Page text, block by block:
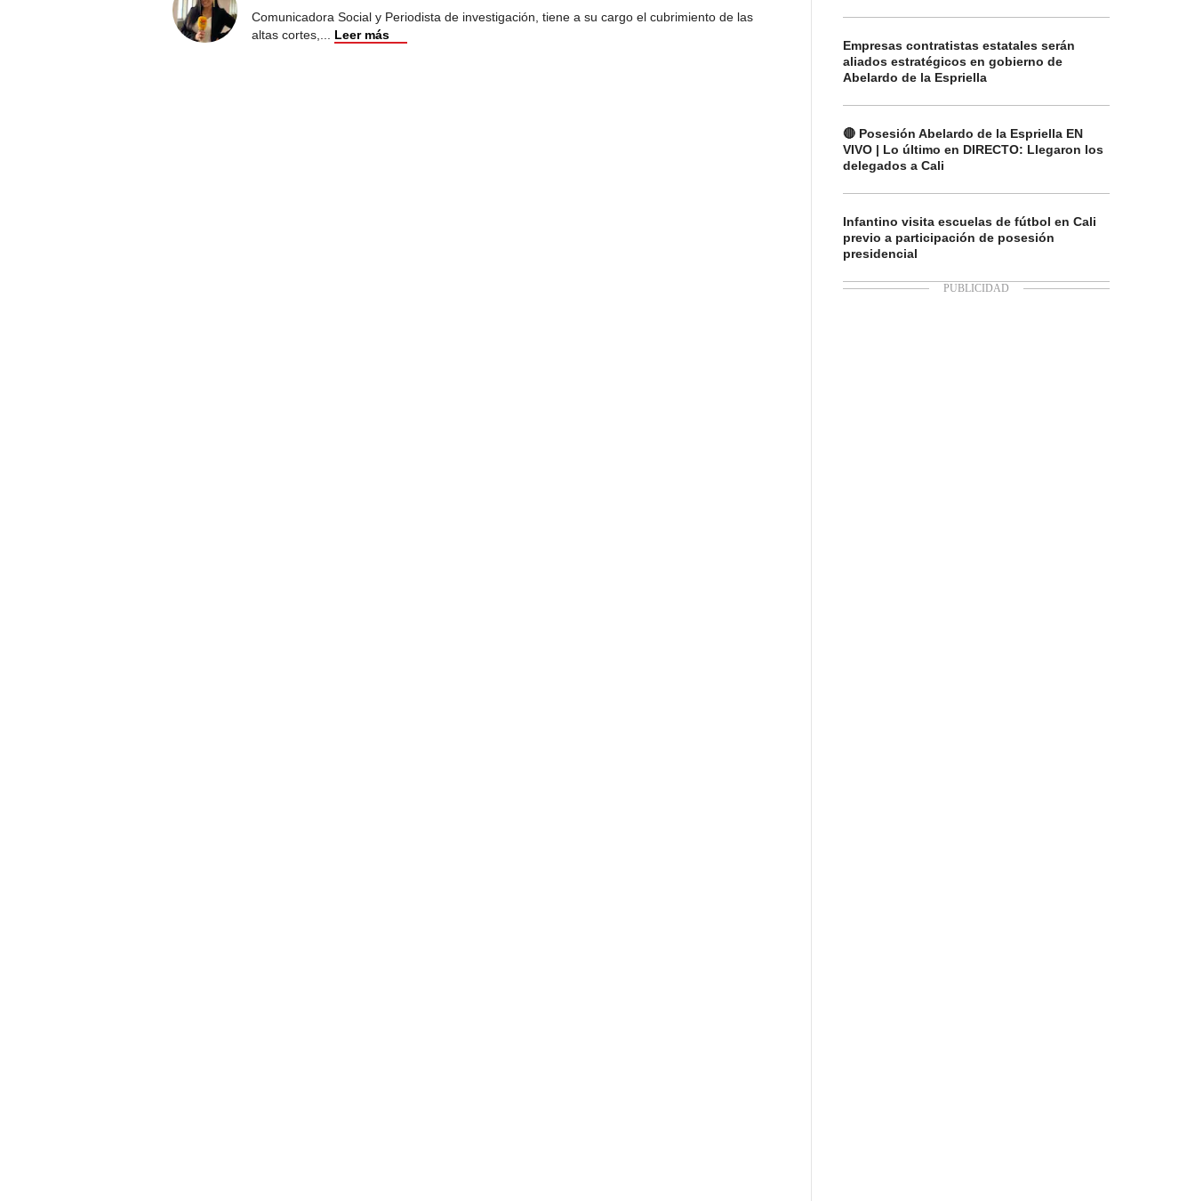
Comunicadora Social y Periodista de investigación, tiene a su cargo el cubrimiento de las
altas cortes,... Leer más
Empresas contratistas estatales serán
aliados estratégicos en gobierno de
Abelardo de la Espriella
🔴 Posesión Abelardo de la Espriella EN
VIVO | Lo último en DIRECTO: Llegaron los
delegados a Cali
Infantino visita escuelas de fútbol en Cali
previo a participación de posesión
presidencial